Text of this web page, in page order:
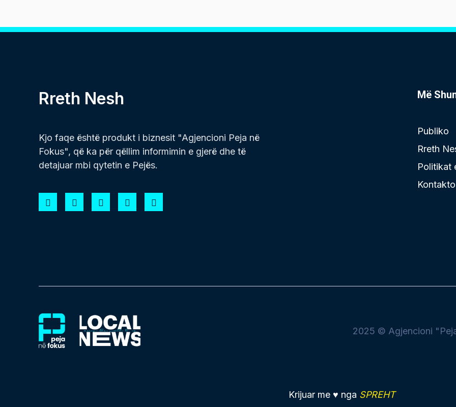
Rreth Nesh
Kjo faqe është produkt i biznesit "Agjencioni Peja në
Fokus", që ka për qëllim informimin e gjerë dhe të
detajuar mbi qytetin e Pejës.
Më
Publiko
Rreth
Politikat
Kontakto
2025 © Agjencioni
Krijuar me ♥ nga SPREHT